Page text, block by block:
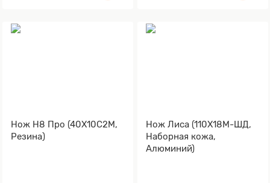
Нож Н8 Про (40Х10С2М,
Резина)
Нож Лиса (110Х18М-ШД,
Наборная кожа,
Алюминий)